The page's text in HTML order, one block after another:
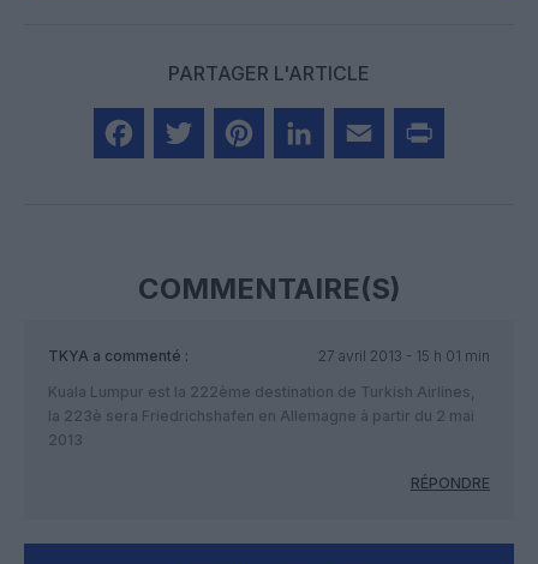
PARTAGER L'ARTICLE
COMMENTAIRE(S)
TKYA a commenté :
27 avril 2013 - 15 h 01 min
Kuala Lumpur est la 222ème destination de Turkish Airlines,
la 223è sera Friedrichshafen en Allemagne à partir du 2 mai
2013
RÉPONDRE